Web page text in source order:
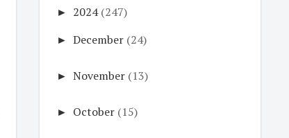
► 2024 (247)
► December (24)
► November (13)
► October (15)